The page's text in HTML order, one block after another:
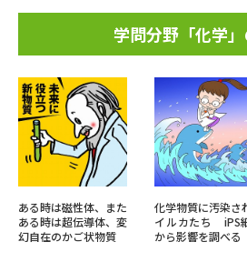
学問分野「化学
ある時は磁性体、また
ある時は超伝導体、変
幻自在のかご状物質
化学物質に汚染さ
イルカたち iPS
から影響を調べる